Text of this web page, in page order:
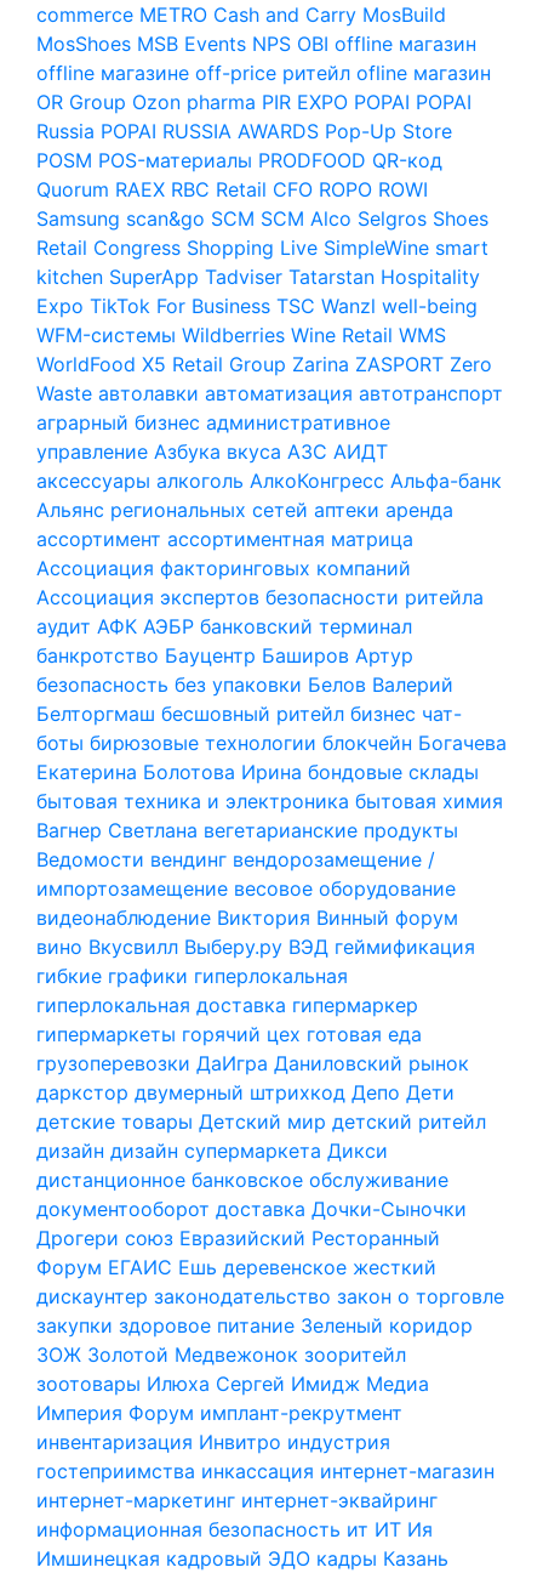
commerce METRO Cash and Carry MosBuild
MosShoes MSB Events NPS OBI offline магазин
offline магазине off-price ритейл ofline магазин
OR Group Ozon pharma PIR EXPO POPAI POPAI
Russia POPAI RUSSIA AWARDS Pop-Up Store
POSM POS-материалы PRODFOOD QR-код
Quorum RAEX RBC Retail CFO ROPO ROWI
Samsung scan&go SCM SCM Alco Selgros Shoes
Retail Congress Shopping Live SimpleWine smart
kitchen SuperApp Tadviser Tatarstan Hospitality
Expo TikTok For Business TSC Wanzl well-being
WFM-системы Wildberries Wine Retail WMS
WorldFood X5 Retail Group Zarina ZASPORT Zero
Waste автолавки автоматизация автотранспорт
аграрный бизнес административное
управление Азбука вкуса АЗС АИДТ
аксессуары алкоголь АлкоКонгресс Альфа-банк
Альянс региональных сетей аптеки аренда
ассортимент ассортиментная матрица
Ассоциация факторинговых компаний
Ассоциация экспертов безопасности ритейла
аудит АФК АЭБР банковский терминал
банкротство Бауцентр Баширов Артур
безопасность без упаковки Белов Валерий
Белторгмаш бесшовный ритейл бизнес чат-
боты бирюзовые технологии блокчейн Богачева
Екатерина Болотова Ирина бондовые склады
бытовая техника и электроника бытовая химия
Вагнер Светлана вегетарианские продукты
Ведомости вендинг вендорозамещение /
импортозамещение весовое оборудование
видеонаблюдение Виктория Винный форум
вино Вкусвилл Выберу.ру ВЭД геймификация
гибкие графики гиперлокальная
гиперлокальная доставка гипермаркер
гипермаркеты горячий цех готовая еда
грузоперевозки ДаИгра Даниловский рынок
даркстор двумерный штрихкод Депо Дети
детские товары Детский мир детский ритейл
дизайн дизайн супермаркета Дикси
дистанционное банковское обслуживание
документооборот доставка Дочки-Сыночки
Дрогери союз Евразийский Ресторанный
Форум ЕГАИС Ешь деревенское жесткий
дискаунтер законодательство закон о торговле
закупки здоровое питание Зеленый коридор
ЗОЖ Золотой Медвежонок зооритейл
зоотовары Илюха Сергей Имидж Медиа
Империя Форум имплант-рекрутмент
инвентаризация Инвитро индустрия
гостеприимства инкассация интернет-магазин
интернет-маркетинг интернет-эквайринг
информационная безопасность ит ИТ Ия
Имшинецкая кадровый ЭДО кадры Казань